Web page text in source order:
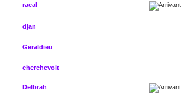
racal
djan
Geraldieu
cherchevolt
Delbrah